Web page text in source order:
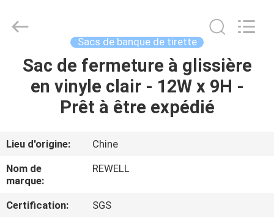
MAISON
PRODUITS
AU
SUJET
DE
NOUS
Group
Limited.
Reserved.
Developed
Sacs de banque de tirette
Sac de fermeture à glissière
en vinyle clair - 12W x 9H -
Prêt à être expédié
Lieu d'origine:
Chine
Nom de
marque:
REWELL
Certification:
SGS